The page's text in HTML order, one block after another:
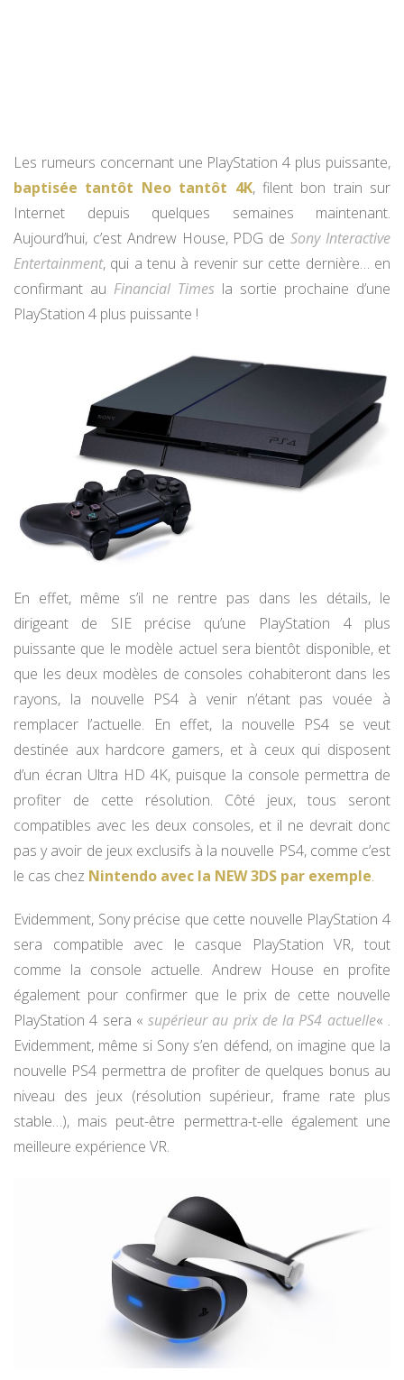
Les rumeurs concernant une PlayStation 4 plus puissante,
baptisée tantôt Neo tantôt 4K, filent bon train sur
Internet depuis quelques semaines maintenant.
Aujourd’hui, c’est Andrew House, PDG deSony Interactive
Entertainment, qui a tenu à revenir sur cette dernière… en
confirmant au Financial Times la sortie prochaine d’une
PlayStation 4 plus puissante !
En effet, même s’il ne rentre pas dans les détails, le
dirigeant de SIE précise qu’une PlayStation 4 plus
puissante que le modèle actuel sera bientôt disponible, et
que les deux modèles de consoles cohabiteront dans les
rayons, la nouvelle PS4 à venir n’étant pas vouée à
remplacer l’actuelle. En effet, la nouvelle PS4 se veut
destinée aux hardcore gamers, et à ceux qui disposent
d’un écran Ultra HD 4K, puisque la console permettra de
profiter de cette résolution. Côté jeux, tous seront
compatibles avec les deux consoles, et il ne devrait donc
pas y avoir de jeux exclusifs à la nouvelle PS4, comme c’est
le cas chez Nintendo avec la NEW 3DS par exemple.
Evidemment, Sony précise que cette nouvelle PlayStation 4
sera compatible avec le casque PlayStation VR, tout
comme la console actuelle. Andrew House en profite
également pour confirmer que le prix de cette nouvelle
PlayStation 4 sera «supérieur au prix de la PS4 actuelle« .
Evidemment, même si Sony s’en défend, on imagine que la
nouvelle PS4 permettra de profiter de quelques bonus au
niveau des jeux (résolution supérieur, frame rate plus
stable…), mais peut-être permettra-t-elle également une
meilleure expérience VR.